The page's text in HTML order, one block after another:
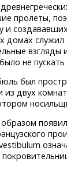
пролеты,
создававших
домах
взгляды
не
был
двух